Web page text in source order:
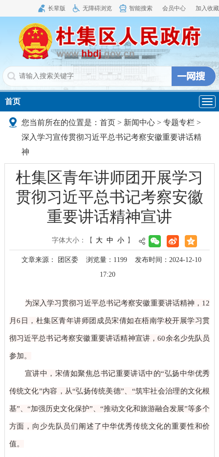
长辈版 无障碍浏览 智能搜索 会员中心 加入收藏
导
航
首页
您当前所在的位置是： 首页> 新闻中心 > 专题专栏 >
深入学习宣传贯彻习近平总书记考察安徽重要讲话精
神
杜集区青年讲师团开展学习
贯彻习近平总书记考察安徽
重要讲话精神宣讲
字体大小： 【 大 中 小 】
文章来源： 团区委 浏览量： 1199
发布时间：2024-12-10
17:20
为深入学习贯彻习近平总书记考察安徽重要讲话精神，12
月6日，杜集区青年讲师团成员宋倩如在梧南学校开展学习贯
彻习近平总书记考察安徽重要讲话精神宣讲，60余名少先队员
参加。
宣讲中，宋倩如聚焦总书记重要讲话中的“弘扬中华优秀
传统文化”内容，从“弘扬传统美德”、“筑牢社会治理的文化根
基”、“加强历史文化保护”、“推动文化和旅游融合发展”等多个
方面，向少先队员们阐述了中华优秀传统文化的重要性和价
值。